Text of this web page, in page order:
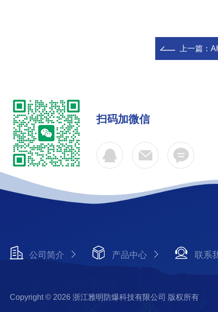
上一篇：
扫码加微信
公司简介 产品中心 联系
Copyright © 2026 浙江雅明防爆科技有限公司 版权所有